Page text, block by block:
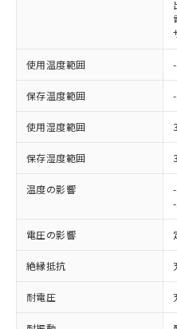
使用温度範囲
保存温度範囲
使用湿度範囲
保存湿度範囲
温度の影響
電圧の影響
絶縁抵抗
耐電圧
ご利用条件
以下の条件をお読
ご利用ください。
本サービスは
商品の当社在
(税抜)を提供
当社制御機器
本サービスの
ことをご了承
在庫状況およ
記載している
対応済み：EU
非含有に対応した製
す。
対応予定：EU
有に対応した製品に
対応予定なし：EU
非含有に非対応の
定はありません。
調査・確認中：EU
非含有の対応状況を
非該当品：ライセン
仕入先様の事情によ
いたものが、含有
むを得ず変更するこ
※1 中国
「○」：最大均質材
基準値以下であるこ
「×」：最大均質材
「－」：未確認で
い合わせください。
当社は、これ
為替および外
（以下｢規制